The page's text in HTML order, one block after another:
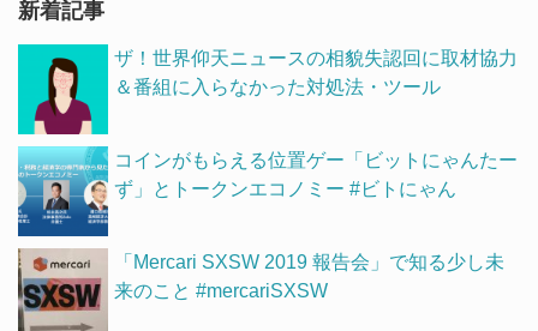
新着記事
ザ！世界仰天ニュースの相貌失認回に取材協力
＆番組に入らなかった対処法・ツール
コインがもらえる位置ゲー「ビットにゃんたー
ず」とトークンエコノミー #ビトにゃん
「Mercari SXSW 2019 報告会」で知る少し未
来のこと #mercariSXSW